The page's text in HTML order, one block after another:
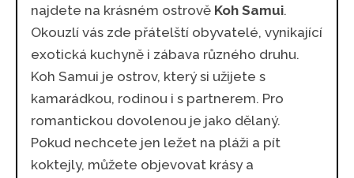
najdete na krásném ostrově Koh Samui.
Okouzlí vás zde přátelští obyvatelé, vynikající
exotická kuchyně i zábava různého druhu.
Koh Samui je ostrov, který si užijete s
kamarádkou, rodinou i s partnerem. Pro
romantickou dovolenou je jako dělaný.
Pokud nechcete jen ležet na pláži a pít
koktejly, můžete objevovat krásy a